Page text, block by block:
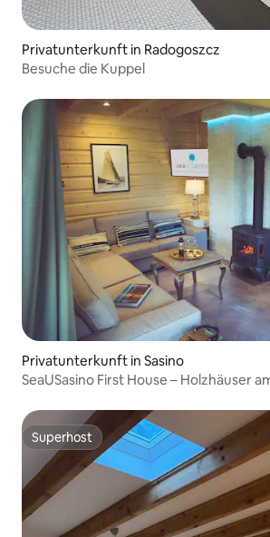
Privatunterkunft in Radogoszcz
Besuche die Kuppel
Privatunterkunft in Sasino
SeaUSasino First House – Holzhäuser
Superhost
Superhost